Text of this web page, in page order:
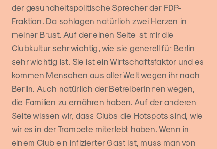
der gesundheitspolitische Sprecher der FDP-
Fraktion. Da schlagen natürlich zwei Herzen in
meiner Brust. Auf der einen Seite ist mir die
Clubkultur sehr wichtig, wie sie generell für Berlin
sehr wichtig ist. Sie ist ein Wirtschaftsfaktor und es
kommen Menschen aus aller Welt wegen ihr nach
Berlin. Auch natürlich der BetreiberInnen wegen,
die Familien zu ernähren haben. Auf der anderen
Seite wissen wir, dass Clubs die Hotspots sind, wie
wir es in der Trompete miterlebt haben. Wenn in
einem Club ein infizierter Gast ist, muss man von